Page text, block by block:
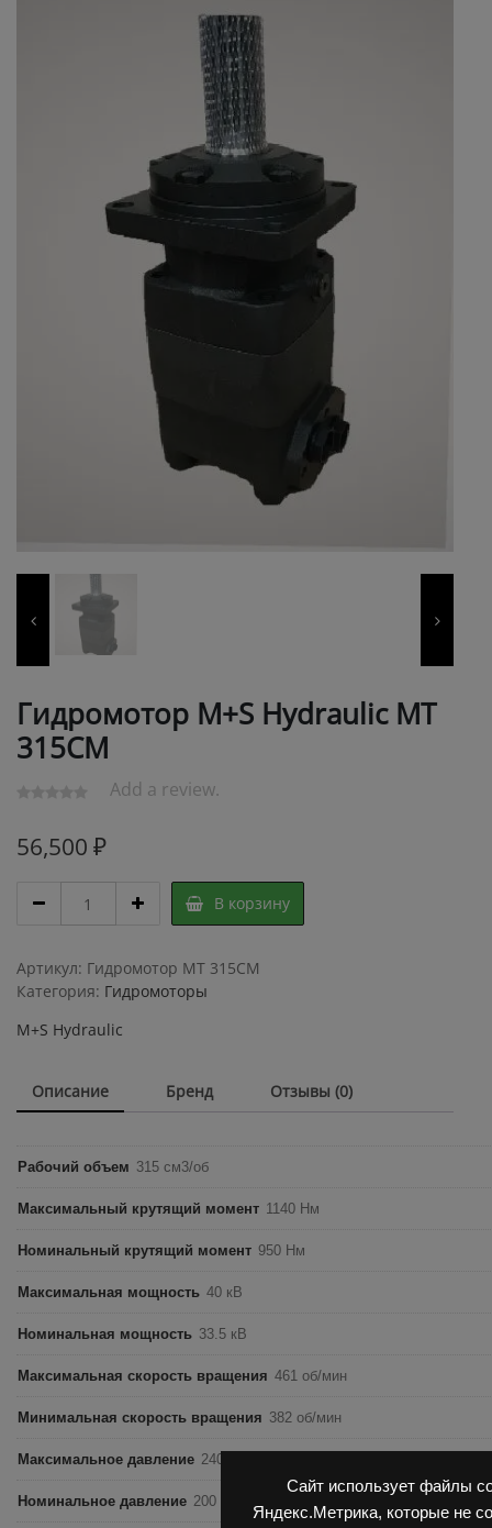
Сайт использует файлы
Яндекс.Метрика, которые не
Гидромотор M+S Hydraulic МТ
315СM
Add a review.
56,500 ₽
Гидромотор
M+S
МТ
315СM
quantity
В корзину
Артикул: Гидромотор МТ 315СM
Категория: Гидромоторы
M+S Hydraulic
Описание Бренд Отзывы (0)
Рабочий объем 315 см3/об
Максимальный крутящий момент 1140 Нм
Номинальный крутящий момент 950 Нм
Максимальная мощность 40 кВ
Номинальная мощность 33.5 кВ
Максимальная скорость вращения 461 об/мин
Минимальная скорость вращения 382 об/мин
Максимальное давление 240 бар
Номинальное давление 200 бар